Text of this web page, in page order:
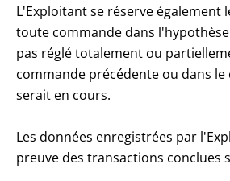
L'Exploitant se réserve également
toute commande dans
pas réglé totalement ou
commande précédente ou dans le
serait en cours.
Les données enregistrées par
preuve des transactions conclues